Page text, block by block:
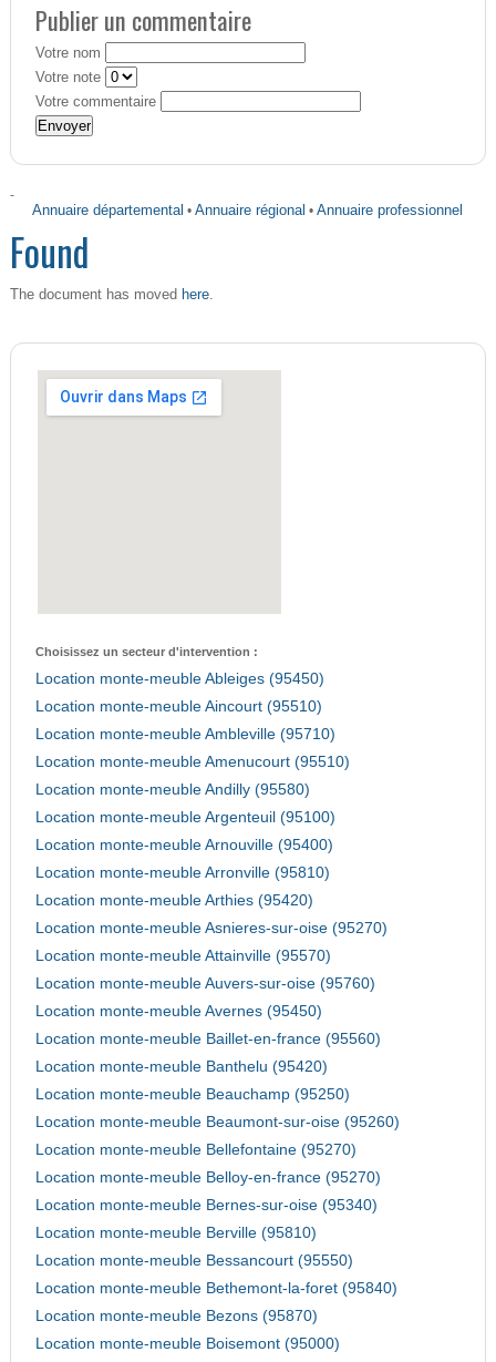
Publier un commentaire
Votre nom
Votre note
Votre commentaire
-
Annuaire départemental •Annuaire régional •Annuaire professionnel
Found
The document has moved here.
Choisissez un secteur d'intervention :
Location monte-meuble Ableiges (95450)
Location monte-meuble Aincourt (95510)
Location monte-meuble Ambleville (95710)
Location monte-meuble Amenucourt (95510)
Location monte-meuble Andilly (95580)
Location monte-meuble Argenteuil (95100)
Location monte-meuble Arnouville (95400)
Location monte-meuble Arronville (95810)
Location monte-meuble Arthies (95420)
Location monte-meuble Asnieres-sur-oise (95270)
Location monte-meuble Attainville (95570)
Location monte-meuble Auvers-sur-oise (95760)
Location monte-meuble Avernes (95450)
Location monte-meuble Baillet-en-france (95560)
Location monte-meuble Banthelu (95420)
Location monte-meuble Beauchamp (95250)
Location monte-meuble Beaumont-sur-oise (95260)
Location monte-meuble Bellefontaine (95270)
Location monte-meuble Belloy-en-france (95270)
Location monte-meuble Bernes-sur-oise (95340)
Location monte-meuble Berville (95810)
Location monte-meuble Bessancourt (95550)
Location monte-meuble Bethemont-la-foret (95840)
Location monte-meuble Bezons (95870)
Location monte-meuble Boisemont (95000)